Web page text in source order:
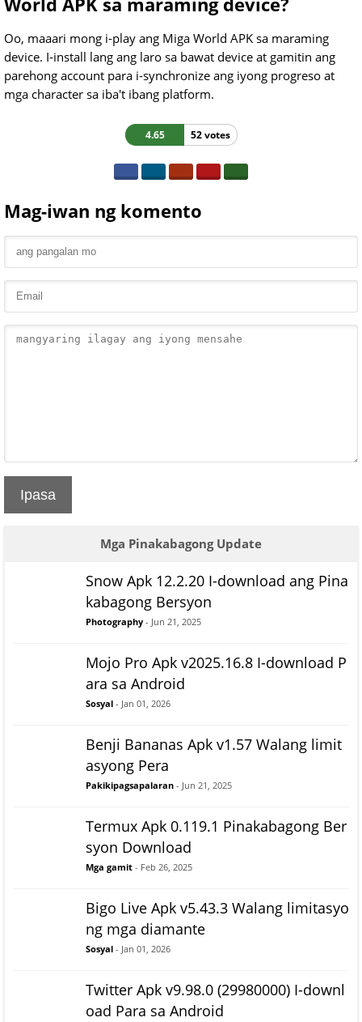
Oo, maaari mong i-play ang Miga World APK sa maraming
device. I-install lang ang laro sa bawat device at gamitin ang
parehong account para i-synchronize ang iyong progreso at
mga character sa iba't ibang platform.
4.65 52 votes
Mag-iwan ng komento
Ipasa
Mga Pinakabagong Update
Snow Apk 12.2.20 I-download ang Pina
kabagong Bersyon
Photography - Jun 21, 2025
Mojo Pro Apk v2025.16.8 I-download P
ara sa Android
Sosyal - Jan 01, 2026
Benji Bananas Apk v1.57 Walang limit
asyong Pera
Pakikipagsapalaran - Jun 21, 2025
Termux Apk 0.119.1 Pinakabagong Ber
syon Download
Mga gamit - Feb 26, 2025
Bigo Live Apk v5.43.3 Walang limitasyo
ng mga diamante
Sosyal - Jan 01, 2026
Twitter Apk v9.98.0 (29980000) I-downl
oad Para sa Android